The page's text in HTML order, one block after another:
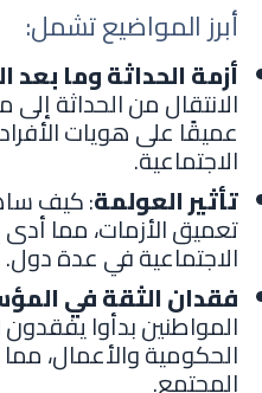
أبرز المواضيع تشمل:
أزمة الحداثة وما بعد
الانتقال من الحداثة إلى
عميقًا على هويات
الاجتماعية.
تأثير العولمة: كيف
تعميق الأزمات، مما أدى
الاجتماعية في عدة دول.
فقدان الثقة في
المواطنين بدأوا
الحكومية والأعمال،
المجتمع.